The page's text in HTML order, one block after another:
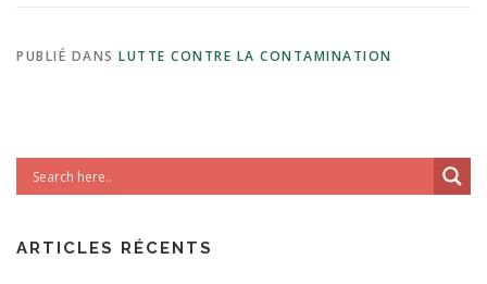
PUBLIÉ DANS LUTTE CONTRE LA CONTAMINATION
ARTICLES RÉCENTS